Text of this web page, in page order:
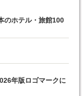
のホテル・旅館100
年版ロゴマークに